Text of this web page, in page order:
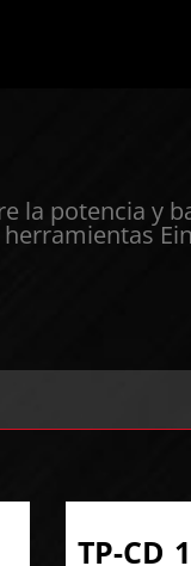
la potencia y
TP-CD